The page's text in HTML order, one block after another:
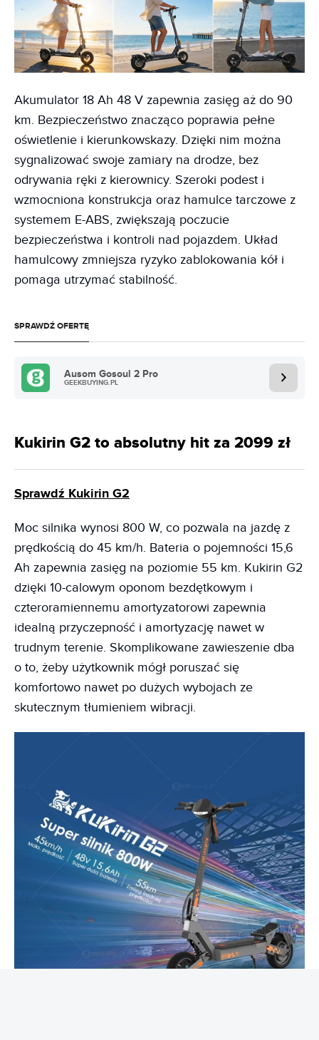
Akumulator 18 Ah 48 V zapewnia zasięg aż do 90
km. Bezpieczeństwo znacząco poprawia pełne
oświetlenie i kierunkowskazy. Dzięki nim można
sygnalizować swoje zamiary na drodze, bez
odrywania ręki z kierownicy. Szeroki podest i
wzmocniona konstrukcja oraz hamulce tarczowe z
systemem E-ABS, zwiększają poczucie
bezpieczeństwa i kontroli nad pojazdem. Układ
hamulcowy zmniejsza ryzyko zablokowania kół i
pomaga utrzymać stabilność.
SPRAWDŹ OFERTĘ
Ausom Gosoul 2 Pro
GEEKBUYING.PL
Kukirin G2 to absolutny hit za 2099 zł
Sprawdź Kukirin G2
Moc silnika wynosi 800 W, co pozwala na jazdę z
prędkością do 45 km/h. Bateria o pojemności 15,6
Ah zapewnia zasięg na poziomie 55 km. Kukirin G2
dzięki 10-calowym oponom bezdętkowym i
czteroramiennemu amortyzatorowi zapewnia
idealną przyczepność i amortyzację nawet w
trudnym terenie. Skomplikowane zawieszenie dba
o to, żeby użytkownik mógł poruszać się
komfortowo nawet po dużych wybojach ze
skutecznym tłumieniem wibracji.